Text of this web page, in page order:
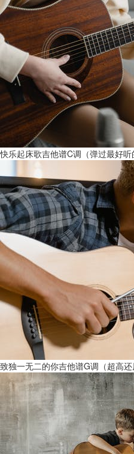
快乐起床歌吉他谱C调（弹过最好
致独一无二的你吉他谱G调（超高